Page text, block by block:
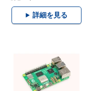
詳細を見る